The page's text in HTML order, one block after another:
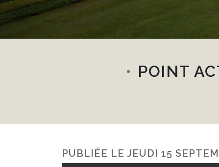
POINT
PUBLIÉE LE JEUDI 15